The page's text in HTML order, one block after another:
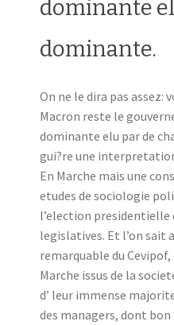
dominante
dominante.
On ne le dira pas assez:
Macron reste le
dominante elu par de
gui?re une
En Marche mais une
etudes de sociologie
l’election presidentielle
legislatives. Et l’on sait
remarquable du Cevipof,
Marche issus de la
d’ leur immense
des managers, dont